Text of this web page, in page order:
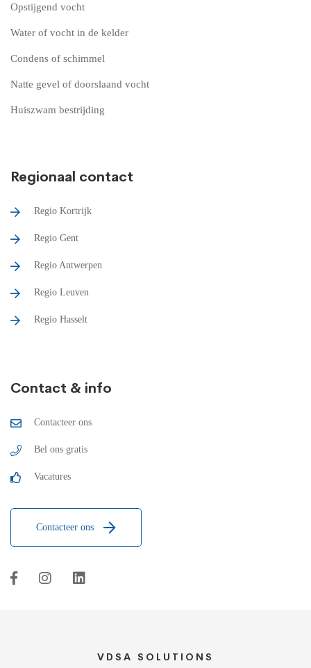
Opstijgend vocht
Water of vocht in de kelder
Condens of schimmel
Natte gevel of doorslaand vocht
Huiszwam bestrijding
Regionaal contact
Regio Kortrijk
Regio Gent
Regio Antwerpen
Regio Leuven
Regio Hasselt
Contact & info
Contacteer ons
Bel ons gratis
Vacatures
Contacteer ons
VDSA SOLUTIONS